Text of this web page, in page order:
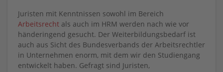
Juristen mit Kenntnissen sowohl im Bereich
Arbeitsrecht als auch im HRM werden nach wie vor
händeringend gesucht. Der Weiterbildungsbedarf ist
auch aus Sicht des Bundesverbands der Arbeitsrechtler
in Unternehmen enorm, mit dem wir den Studiengang
entwickelt haben. Gefragt sind Juristen,